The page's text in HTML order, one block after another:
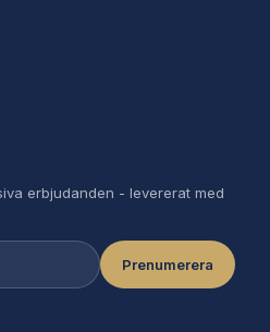
erbjudanden - levererat med
Prenumerera